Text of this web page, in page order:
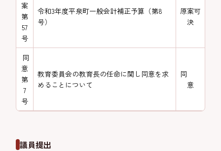
案
第
57
号
令和3年度平泉町一般会計補正予算（第8
号）
原案可
決
同
意
第
7
号
教育委員会の教育長の任命に関し同意を求
めることについて
同
意
議員提出